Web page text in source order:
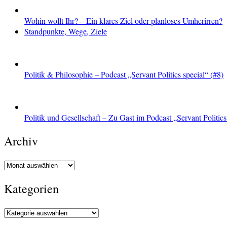
Wohin wollt Ihr? – Ein klares Ziel oder planloses Umherirren?
Standpunkte, Wege, Ziele
Politik & Philosophie – Podcast „Servant Politics special“ (#8)
Politik und Gesellschaft – Zu Gast im Podcast „Servant
Archiv
Archiv
Kategorien
Kategorien